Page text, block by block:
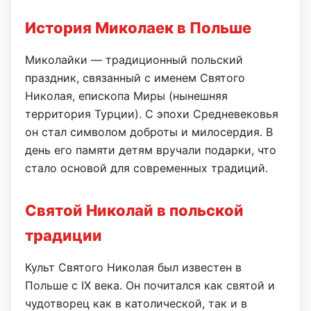
История Миколаек в Польше
Миколайки — традиционный польский
праздник, связанный с именем Святого
Николая, епископа Миры (нынешняя
территория Турции). С эпохи Средневековья
он стал символом доброты и милосердия. В
день его памяти детям вручали подарки, что
стало основой для современных традиций.
Святой Николай в польской
традиции
Культ Святого Николая был известен в
Польше с IX века. Он почитался как святой и
чудотворец как в католической, так и в